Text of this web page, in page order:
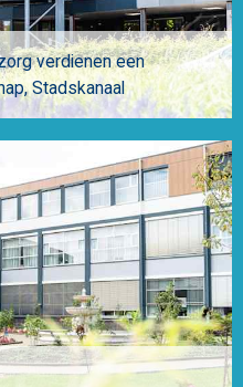
verdienen een
Stadskanaal